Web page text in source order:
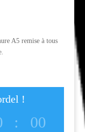
A5 remise à tous
!
: 00